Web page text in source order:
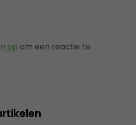
op om een reactie te